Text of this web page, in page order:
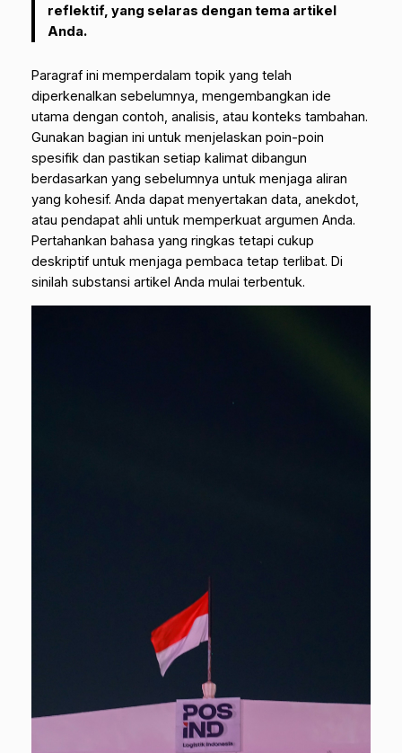
reflektif, yang selaras dengan tema artikel
Anda.
Paragraf ini memperdalam topik yang telah
diperkenalkan sebelumnya, mengembangkan ide
utama dengan contoh, analisis, atau konteks tambahan.
Gunakan bagian ini untuk menjelaskan poin-poin
spesifik dan pastikan setiap kalimat dibangun
berdasarkan yang sebelumnya untuk menjaga aliran
yang kohesif. Anda dapat menyertakan data, anekdot,
atau pendapat ahli untuk memperkuat argumen Anda.
Pertahankan bahasa yang ringkas tetapi cukup
deskriptif untuk menjaga pembaca tetap terlibat. Di
sinilah substansi artikel Anda mulai terbentuk.